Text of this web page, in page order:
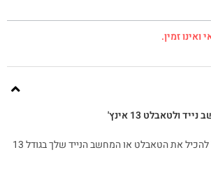
זמין.
ולטאבלט 13 אינץ'
תיק זה יכול להכיל את הטאבלט או המחשב הנייד שלך בגודל 13